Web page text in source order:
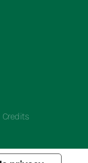
Credits